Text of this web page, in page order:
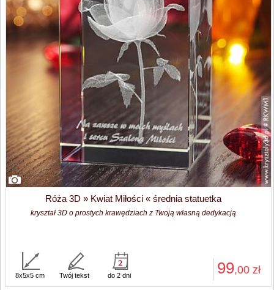
Róża 3D » Kwiat Miłości « średnia statuetka
kryształ 3D o prostych krawędziach z Twoją własną dedykacją
99,00 zł
8x5x5 cm Twój tekst do 2 dni